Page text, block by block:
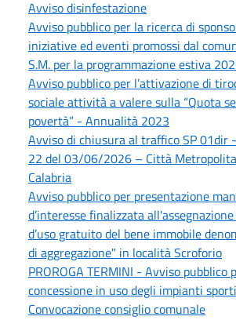
Avviso disinfestazione
Avviso pubblico per la ricerca di
iniziative ed eventi promossi dal
S.M. per la programmazione estiva
Avviso pubblico per l’attivazione di
sociale attività a valere sulla “Quota
povertà” - Annualità 2023
Avviso di chiusura al traffico SP 01dir
22 del 03/06/2026 – Città
Calabria
Avviso pubblico per presentazione
d’interesse finalizzata
d’uso gratuito del bene immobile
di aggregazione" in località Scroforio
PROROGA TERMINI - Avviso pubblico
concessione in uso degli impianti
Convocazione consiglio comunale